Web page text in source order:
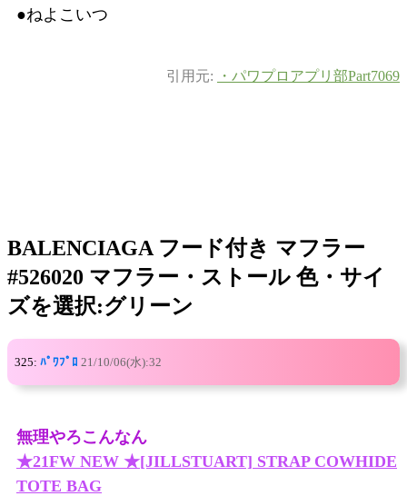
●ねよこいつ
引用元: ・パワプロアプリ部Part7069
BALENCIAGA フード付き マフラー
#526020 マフラー・ストール 色・サイ
ズを選択:グリーン
325: ﾊﾟﾜﾌﾟﾛ 21/10/06(水):32
無理やろこんなん
★21FW NEW ★[JILLSTUART] STRAP COWHIDE
TOTE BAG